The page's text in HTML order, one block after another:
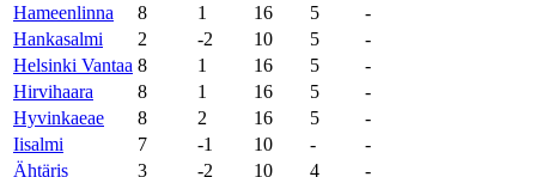
Hameenlinna
8 1 16 5
-
Hankasalmi
2 -2 10 5
-
Helsinki Vantaa 8 1 16 5
-
Hirvihaara
8 1 16 5
-
Hyvinkaeae
8 2 16 5
-
Iisalmi
7 -1 10 -
-
Ähtäris
3 -2 10 4
-